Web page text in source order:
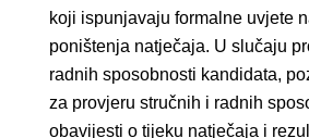
koji ispunjavaju formalne uvjete
poništenja natječaja. U slučaju
radnih sposobnosti kandidata,
za provjeru stručnih i radnih
obavijesti o tijeku natječaja i